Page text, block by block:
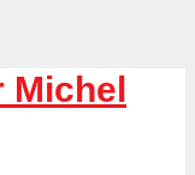
Michel